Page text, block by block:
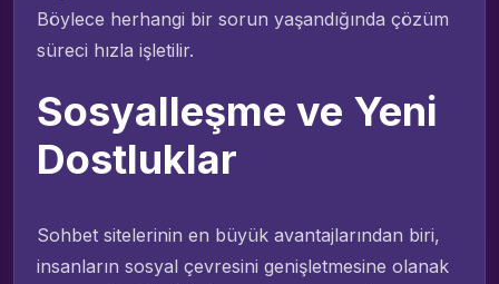
Böylece herhangi bir sorun yaşandığında çözüm
süreci hızla işletilir.
Sosyalleşme ve Yeni
Dostluklar
Sohbet sitelerinin en büyük avantajlarından biri,
insanların sosyal çevresini genişletmesine olanak